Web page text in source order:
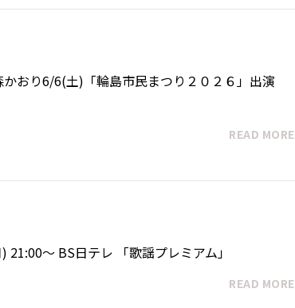
かおり6/6(土)「輪島市民まつり２０２６」出演
READ MORE
21:00～ BS日テレ 「歌謡プレミアム」
READ MORE